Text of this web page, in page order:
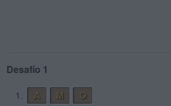
Desafío 1
1.
A M
O